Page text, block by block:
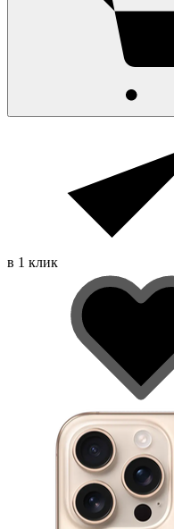
в 1 клик